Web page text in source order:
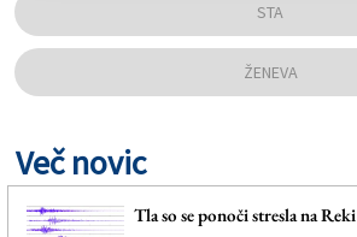
STA
ŽENEVA
Več novic
Tla so se ponoči stresla na Reki